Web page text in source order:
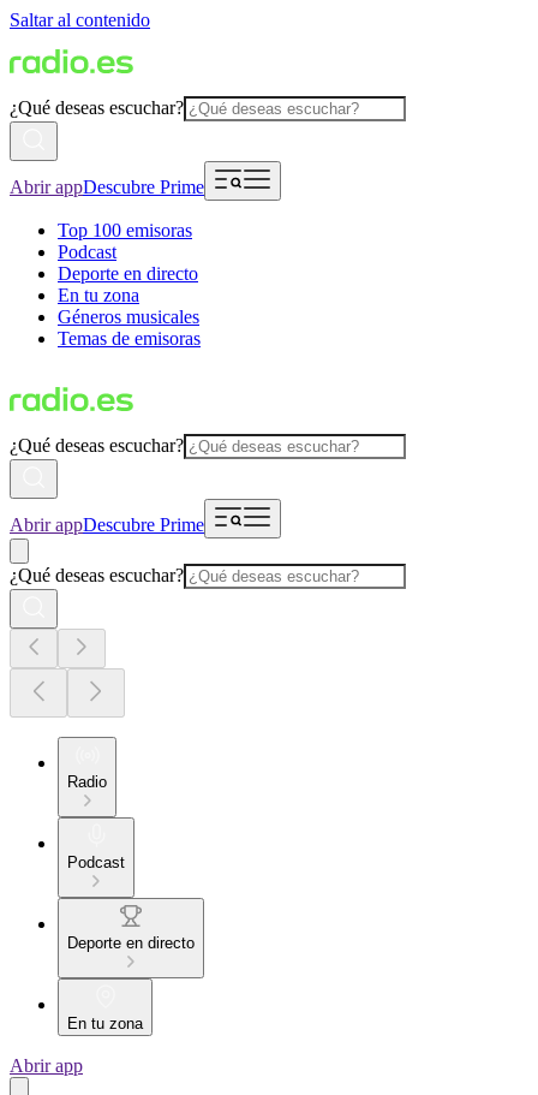
Saltar al contenido
¿Qué deseas escuchar?
Abrir appDescubre Prime
Top 100 emisoras
Podcast
Deporte en directo
En tu zona
Géneros musicales
Temas de emisoras
¿Qué deseas escuchar?
Abrir appDescubre Prime
¿Qué deseas escuchar?
Radio
Podcast
Deporte en directo
En tu zona
Abrir app